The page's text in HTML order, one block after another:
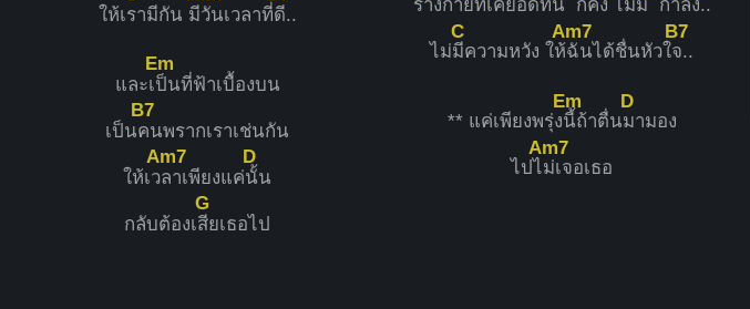
ให้เรามีกัน มีวันเวลาที่ดี..
และเ
Em
ป็นที่ฟ้าเบื้องบน
เป็น
B7
คนพรากเราเช่นกัน
ให้เว
Am7
ลาเพียงแค่
D
นั้น
กลับต้องเ
G
สียเธอไป
ร่างกายที่เคยอดทน ก็คง ไม่มี กำลัง..
ไม่
C
มีความหวัง ให้
Am7
ฉันได้ชื่นหัวใ
B7
จ..
** แค่เพียงพรุ่ง
Em
นี้ถ้าตื่น
D
มามอง
ไปไ
Am7
ม่เจอเธอ